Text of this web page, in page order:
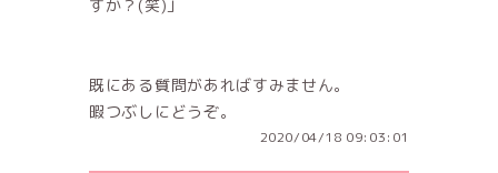
すか？(笑)」
既にある質問があればすみません。
暇つぶしにどうぞ。
2020/04/18 09:03:01